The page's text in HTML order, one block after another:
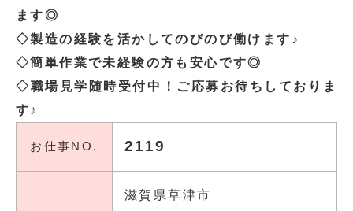
ます◎
◇製造の経験を活かしてのびのび働けます♪
◇簡単作業で未経験の方も安心です◎
◇職場見学随時受付中！ご応募お待ちしておりま
す♪
お仕事NO. 2119
滋賀県草津市